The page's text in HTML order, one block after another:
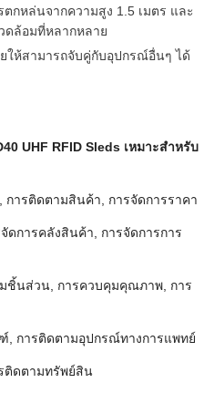
กหล่นจากความสูง 1.5 เมตร และ
ดล้อมที่หลากหลาย
ให้สามารถจับคู่กับอุปกรณ์อื่นๆ ได้
UHF RFID Sleds เหมาะสำหรับ
การติดตามสินค้า, การจัดการราคา
การคลังสินค้า, การจัดการการ
ชิ้นส่วน, การควบคุมคุณภาพ, การ
, การติดตามอุปกรณ์ทางการแพทย์
ติดตามทรัพย์สิน